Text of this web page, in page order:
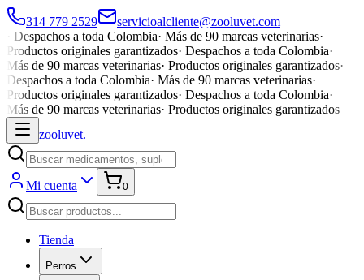
314 779 2529
servicioalcliente@zooluvet.com
Despachos a toda Colombia· Más de 90 marcas veterinarias·
Productos originales garantizados· Despachos a toda Colombia·
Más de 90 marcas veterinarias· Productos originales garantizados·
Despachos a toda Colombia· Más de 90 marcas veterinarias·
Productos originales garantizados· Despachos a toda Colombia·
Más de 90 marcas veterinarias· Productos originales garantizados
zooluvet.
Mi cuenta 0
Tienda
Perros